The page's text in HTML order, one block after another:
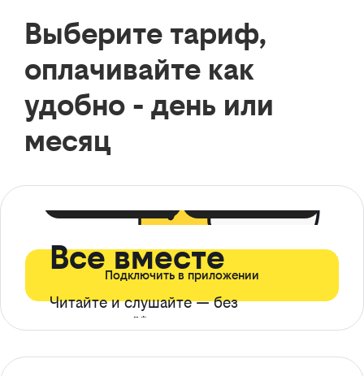
Выберите тариф,
оплачивайте как
удобно - день или
месяц
Все вместе
Читайте и слушайте — без
ограничений*
Подключить в приложении